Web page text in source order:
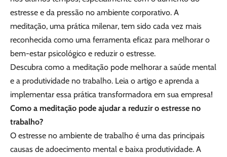
estresse e da pressão no ambiente corporativo. A
meditação, uma prática milenar, tem sido cada vez mais
reconhecida como uma ferramenta eficaz para melhorar o
bem-estar psicológico e reduzir o estresse.
Descubra como a meditação pode melhorar a saúde mental
e a produtividade no trabalho. Leia o artigo e aprenda a
implementar essa prática transformadora em sua empresa!
Como a meditação pode ajudar a reduzir o estresse no
trabalho?
O estresse no ambiente de trabalho é uma das principais
causas de adoecimento mental e baixa produtividade. A